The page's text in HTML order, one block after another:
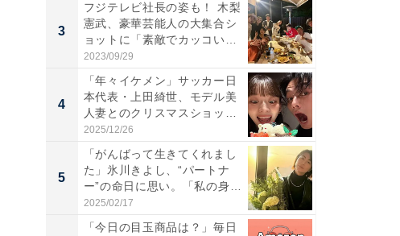
3
フジテレビ社長の姿も！ 木梨
憲武、豪華芸能人の大集合シ
ョットに「素敵でカッコい
い...
2023/09/29
4
「年々イケメン」サッカー日
本代表・上田綺世、モデル美
人妻とのクリスマスショット
に...
2025/12/26
5
「がんばって生きてくれまし
た」氷川きよし、“パートナ
ー”の命日に思い。「私の身
体...
2025/02/17
「今日の目玉商品は？」毎日